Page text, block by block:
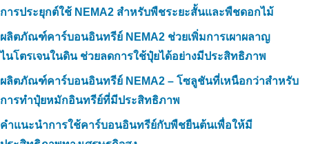
การประยุกต์ใช้ NEMA2 สำหรับพืชระยะสั้นและพืชดอกไม้
ผลิตภัณฑ์คาร์บอนอินทรีย์ NEMA2 ช่วยเพิ่มการเผาผลาญ
ไนโตรเจนในดิน ช่วยลดการใช้ปุ๋ยได้อย่างมีประสิทธิภาพ
ผลิตภัณฑ์คาร์บอนอินทรีย์ NEMA2 – โซลูชันที่เหนือกว่าสำหรับ
การทำปุ๋ยหมักอินทรีย์ที่มีประสิทธิภาพ
คำแนะนำการใช้คาร์บอนอินทรีย์กับพืชยืนต้นเพื่อให้มี